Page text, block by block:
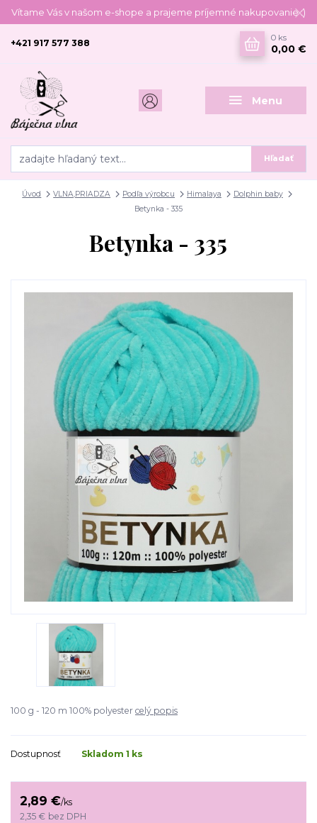
Vítame Vás v našom e-shope a prajeme príjemné nakupovanie :)
Menu
Hľadať
+421 917 577 388
0 ks
0,00 €
Úvod VLNA,PRIADZA Podľa výrobcu Himalaya
Dolphin baby
Betynka - 335
Betynka - 335
100 g - 120 m 100% polyester celý popis
Dostupnosť Skladom 1 ks
2,89 €/ks
2,35 € bez DPH